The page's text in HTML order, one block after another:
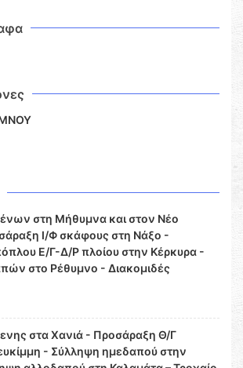
στη Μήθυμνα και στον Νέο
Ι/Φ σκάφους στη Νάξο -
Ε/Γ-Δ/Ρ πλοίου στην Κέρκυρα -
στο Ρέθυμνο - Διακομιδές
στα Χανιά - Προσάραξη Θ/Γ
- Σύλληψη ημεδαπού στην